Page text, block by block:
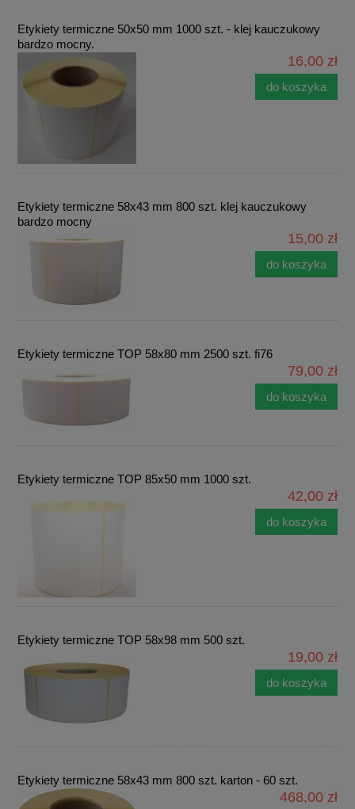
Etykiety termiczne 50x50 mm 1000 szt. - klej kauczukowy
bardzo mocny.
16,00 zł
do koszyka
Etykiety termiczne 58x43 mm 800 szt. klej kauczukowy
bardzo mocny
15,00 zł
do koszyka
Etykiety termiczne TOP 58x80 mm 2500 szt. fi76
79,00 zł
do koszyka
Etykiety termiczne TOP 85x50 mm 1000 szt.
42,00 zł
do koszyka
Etykiety termiczne TOP 58x98 mm 500 szt.
19,00 zł
do koszyka
Etykiety termiczne 58x43 mm 800 szt. karton - 60 szt.
468,00 zł